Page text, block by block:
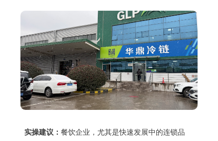
实操建议： 餐饮企业，尤其是快速发展中的连锁品